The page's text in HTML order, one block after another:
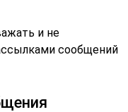
и не
сообщений